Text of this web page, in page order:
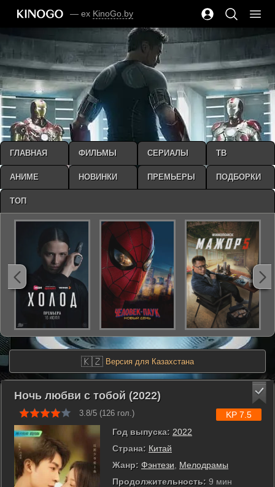
— ex KinoGo.by
🇰🇿 Версия для Казахстана
Ночь любви с тобой (2022)
3.8/5 (126 гол.)
Год выпуска: 2022
Страна: Китай
Жанр: Фэнтези
Мелодрамы
Продолжительность: 9 мин
KP 7.5
ГЛАВНАЯ ФИЛЬМЫ СЕРИАЛЫ ТВ
АНИМЕ НОВИНКИ ПРЕМЬЕРЫ ПОДБОРКИ
ТОП